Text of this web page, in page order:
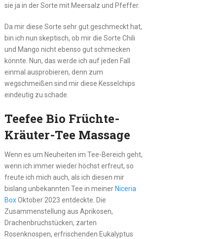
sie ja in der Sorte mit Meersalz und Pfeffer.
Da mir diese Sorte sehr gut geschmeckt hat,
bin ich nun skeptisch, ob mir die Sorte Chili
und Mango nicht ebenso gut schmecken
könnte. Nun, das werde ich auf jeden Fall
einmal ausprobieren, denn zum
wegschmeißen sind mir diese Kesselchips
eindeutig zu schade.
Teefee Bio Früchte-
Kräuter-Tee Massage
Wenn es um Neuheiten im Tee-Bereich geht,
wenn ich immer wieder höchst erfreut, so
freute ich mich auch, als ich diesen mir
bislang unbekannten Tee in meiner Niceria
BoxOktober 2023 entdeckte. Die
Zusammenstellung aus Aprikosen,
Drachenbruchstücken, zarten
Rosenknospen, erfrischenden Eukalyptus